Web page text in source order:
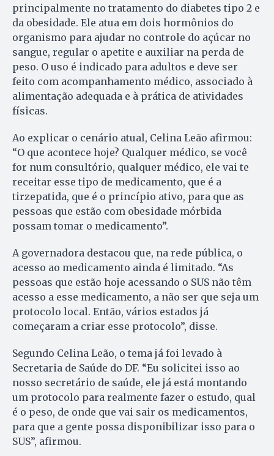
principalmente no tratamento do diabetes tipo 2 e
da obesidade. Ele atua em dois hormônios do
organismo para ajudar no controle do açúcar no
sangue, regular o apetite e auxiliar na perda de
peso. O uso é indicado para adultos e deve ser
feito com acompanhamento médico, associado à
alimentação adequada e à prática de atividades
físicas.
Ao explicar o cenário atual, Celina Leão afirmou:
“O que acontece hoje? Qualquer médico, se você
for num consultório, qualquer médico, ele vai te
receitar esse tipo de medicamento, que é a
tirzepatida, que é o princípio ativo, para que as
pessoas que estão com obesidade mórbida
possam tomar o medicamento”.
A governadora destacou que, na rede pública, o
acesso ao medicamento ainda é limitado. “As
pessoas que estão hoje acessando o SUS não têm
acesso a esse medicamento, a não ser que seja um
protocolo local. Então, vários estados já
começaram a criar esse protocolo”, disse.
Segundo Celina Leão, o tema já foi levado à
Secretaria de Saúde do DF. “Eu solicitei isso ao
nosso secretário de saúde, ele já está montando
um protocolo para realmente fazer o estudo, qual
é o peso, de onde que vai sair os medicamentos,
para que a gente possa disponibilizar isso para o
SUS”, afirmou.